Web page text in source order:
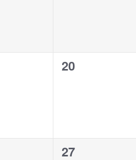
0
20
0
27